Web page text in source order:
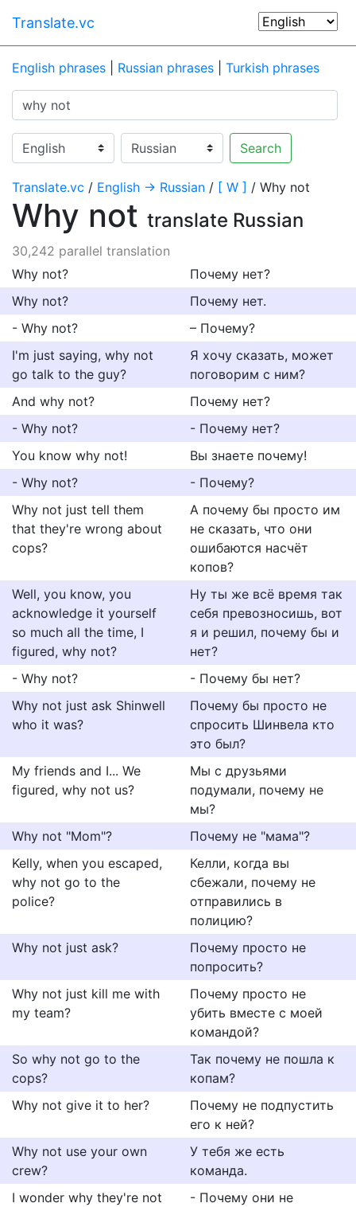
Translate.vc
English phrases Russian phrases Turkish phrases
Search
Translate.vc / English → Russian / [ W ] / Why not
Why not translate Russian
30,242 parallel translation
Why not?
Почему нет?
Why not?
Почему нет.
- Why not?
– Почему?
I'm just saying, why not
go talk to the guy?
Я хочу сказать, может
поговорим с ним?
And why not?
Почему нет?
- Why not?
- Почему нет?
You know why not!
Вы знаете почему!
- Why not?
- Почему?
Why not just tell them
that they're wrong about
cops?
А почему бы просто им
не сказать, что они
ошибаются насчёт
копов?
Well, you know, you
acknowledge it yourself
so much all the time, I
figured, why not?
Ну ты же всё время так
себя превозносишь, вот
я и решил, почему бы и
нет?
- Why not?
- Почему бы нет?
Why not just ask Shinwell
who it was?
Почему бы просто не
спросить Шинвела кто
это был?
My friends and I... We
figured, why not us?
Мы с друзьями
подумали, почему не
мы?
Why not "Mom"?
Почему не "мама"?
Kelly, when you escaped,
why not go to the
police?
Келли, когда вы
сбежали, почему не
отправились в
полицию?
Why not just ask?
Почему просто не
попросить?
Why not just kill me with
my team?
Почему просто не
убить вместе с моей
командой?
So why not go to the
cops?
Так почему не пошла к
копам?
Why not give it to her?
Почему не подпустить
его к ней?
Why not use your own
crew?
У тебя же есть
команда.
I wonder why they're not
- Почему они не